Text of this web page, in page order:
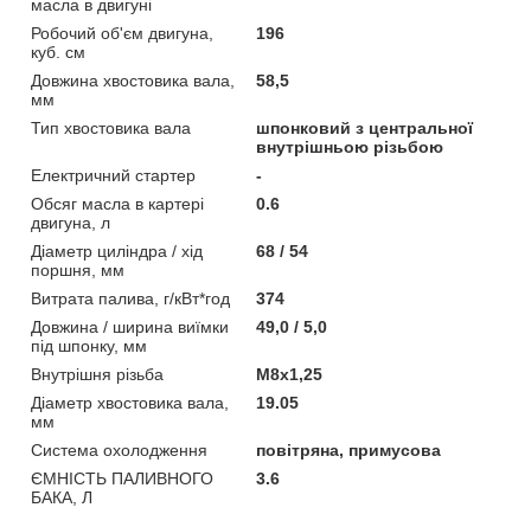
масла в двигуні
Робочий об'єм двигуна,
куб. см
196
Довжина хвостовика вала,
мм
58,5
Тип хвостовика вала
шпонковий з центральної
внутрішньою різьбою
Електричний стартер
-
Обсяг масла в картері
двигуна, л
0.6
Діаметр циліндра / хід
поршня, мм
68 / 54
Витрата палива, г/кВт*год
374
Довжина / ширина виїмки
під шпонку, мм
49,0 / 5,0
Внутрішня різьба
M8х1,25
Діаметр хвостовика вала,
мм
19.05
Система охолодження
повітряна, примусова
ЄМНІСТЬ ПАЛИВНОГО
БАКА, Л
3.6